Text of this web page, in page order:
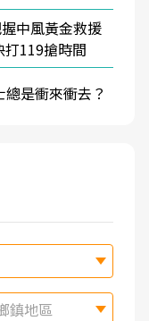
中風黃金救援
119搶時間
是衝來衝去？
鎮地區